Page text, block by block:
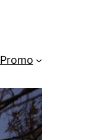
Promo